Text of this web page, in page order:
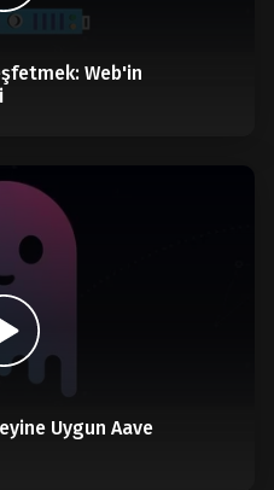
Web'in
Uygun Aave